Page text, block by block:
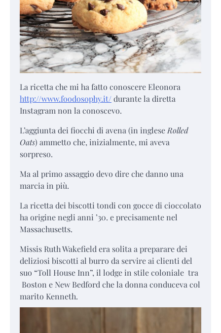
La ricetta che mi ha fatto conoscere Eleonora
http://www.foodosophy.it/durante la diretta
Instagram non la conoscevo.
L’aggiunta dei fiocchi di avena (in ingleseRolled
Oats) ammetto che, inizialmente, mi aveva
sorpreso.
Ma al primo assaggio devo dire che danno una
marcia in più.
La ricetta dei biscotti tondi con gocce di cioccolato
ha origine negli anni ’30. e precisamente nel
Massachusetts.
Missis Ruth Wakefield era solita a preparare dei
deliziosi biscotti al burro da servire ai clienti del
suo “Toll House Inn”, il lodge in stile coloniale tra
Boston e New Bedford che la donna conduceva col
marito Kenneth.